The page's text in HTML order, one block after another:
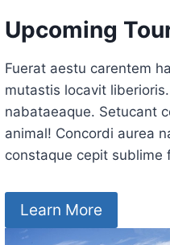
Upcoming
Fuerat aestu carentem
mutastis locavit
nabataeaque. Setucant
animal! Concordi aurea
constaque cepit sublime
Learn More